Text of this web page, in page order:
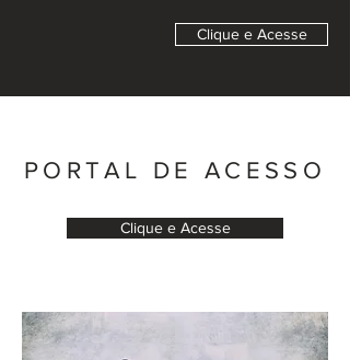
Clique e Acesse
PORTAL DE ACESSO
Clique e Acesse